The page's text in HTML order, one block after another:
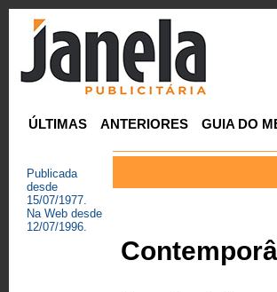
ÚLTIMAS ANTERIORES GUIA DO
Publicada
desde
15/07/1977.
Na Web desde
12/07/1996.